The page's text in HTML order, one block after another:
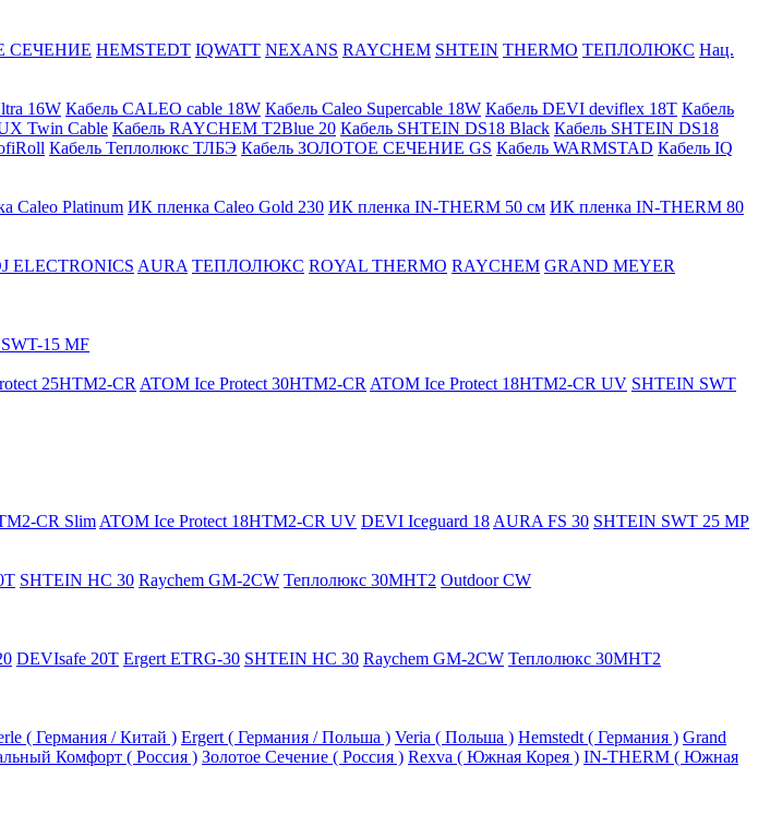
СЕЧЕНИЕ HEMSTEDT IQWATT NEXANS RAYCHEM SHTEIN THERMO ТЕПЛОЛЮКС Нац.
16W Кабель CALEO cable 18W Кабель Caleo Supercable 18W Кабель DEVI deviflex 18T Кабель
Twin Cable Кабель RAYCHEM T2Blue 20 Кабель SHTEIN DS18 Black Кабель SHTEIN DS18
Кабель Теплолюкс ТЛБЭ Кабель ЗОЛОТОЕ СЕЧЕНИЕ GS Кабель WARMSTAD Кабель IQ
Caleo Platinum ИК пленка Caleo Gold 230 ИК пленка IN-THERM 50 см ИК пленка IN-THERM 80
ELECTRONICS AURA ТЕПЛОЛЮКС ROYAL THERMO RAYCHEM GRAND MEYER
15 MF
25HTM2-CR ATOM Ice Protect 30HTM2-CR ATOM Ice Protect 18HTM2-CR UV SHTEIN SWT
CR Slim ATOM Ice Protect 18HTM2-CR UV DEVI Iceguard 18 AURA FS 30 SHTEIN SWT 25 MP
SHTEIN HC 30 Raychem GM-2CW Теплолюкс 30МНТ2 Outdoor CW
DEVIsafe 20T Ergert ETRG-30 SHTEIN HC 30 Raychem GM-2CW Теплолюкс 30МНТ2
( Германия / Китай ) Ergert ( Германия / Польша ) Veria ( Польша ) Hemstedt ( Германия ) Grand
Комфорт ( Россия ) Золотое Сечение ( Россия ) Rexva ( Южная Корея ) IN-THERM ( Южная